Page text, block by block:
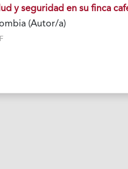
y seguridad en su finca
(Autor/a)